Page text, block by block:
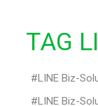
TAG
LINE Biz-
LINE Biz-